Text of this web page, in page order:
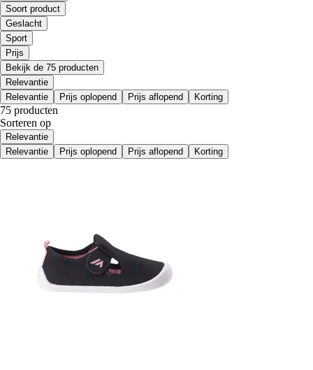
Soort product
Geslacht
Sport
Prijs
Bekijk de 75 producten
Relevantie
Relevantie
Prijs oplopend Prijs aflopend Korting
75 producten
Sorteren op
Relevantie
Relevantie
Prijs oplopend Prijs aflopend Korting